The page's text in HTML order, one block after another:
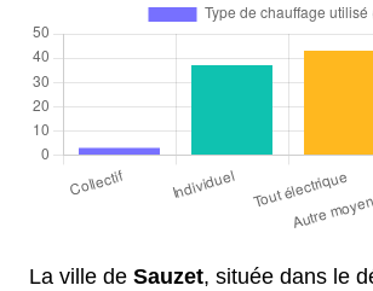
La ville de Sauzet, située dans le